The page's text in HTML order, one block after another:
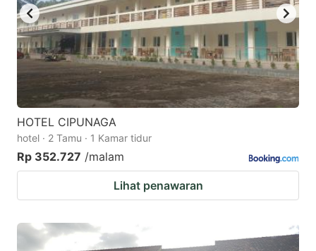
HOTEL CIPUNAGA
hotel · 2 Tamu · 1 Kamar tidur
Rp 352.727 /malam
Lihat penawaran